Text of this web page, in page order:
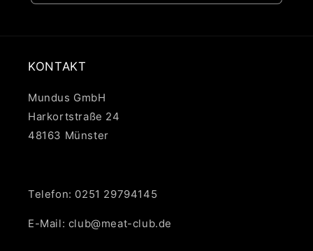
KONTAKT
Mundus GmbH
Harkortstraße 24
48163 Münster
Telefon: 0251 29794145
E-Mail: club@meat-club.de